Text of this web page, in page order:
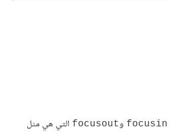
focusin وfocusout التي هي مثل